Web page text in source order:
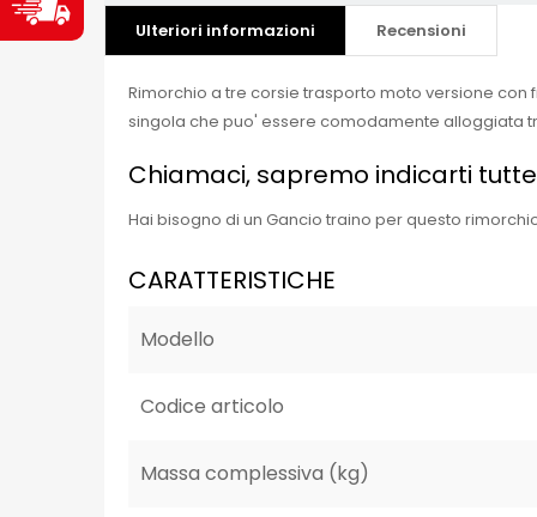
Ulteriori informazioni Recensioni
Rimorchio a tre corsie trasporto moto versione
singola che puo' essere comodamente alloggiata
Chiamaci, sapremo indicarti
Hai bisogno di un Gancio traino per questo
CARATTERISTICHE
Modello
Codice articolo
Massa complessiva (kg)